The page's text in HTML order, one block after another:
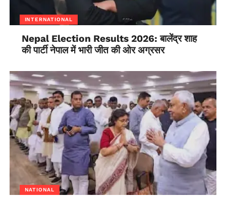
INTERNATIONAL
Nepal Election Results 2026: बालेंद्र शाह
की पार्टी नेपाल में भारी जीत की ओर अग्रसर
NATIONAL